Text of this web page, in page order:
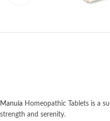
Manuia Homeopathic Tablets is a
strength and serenity.